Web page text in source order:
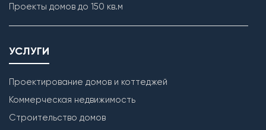
Проекты домов до 150 кв.м
УСЛУГИ
Проектирование домов и коттеджей
Коммерческая недвижимость
Строительство домов